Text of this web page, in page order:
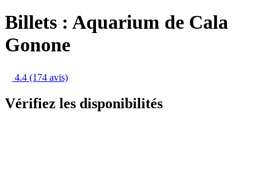
Billets : Aquarium de Cala
Gonone
4.4 (174 avis)
Vérifiez les disponibilités